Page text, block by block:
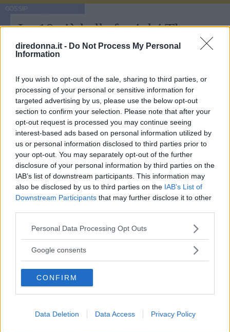
diredonna.it - Do Not Process My Personal
Information
If you wish to opt-out of the sale, sharing to third parties, or
processing of your personal or sensitive information for
targeted advertising by us, please use the below opt-out
section to confirm your selection. Please note that after your
opt-out request is processed you may continue seeing
interest-based ads based on personal information utilized by
us or personal information disclosed to third parties prior to
your opt-out. You may separately opt-out of the further
disclosure of your personal information by third parties on the
IAB’s list of downstream participants. This information may
also be disclosed by us to third parties on the IAB’s List of
Downstream Participants that may further disclose it to other
Please note that this website/app uses one or more Google
not limited to your visit or usage behaviour. You may click to
use your data for below specified purposes in below Google
consent section.
Personal Data Processing Opt Outs
Google consents
CONFIRM
Data Deletion Data Access Privacy Policy
Le 10 più belle frasi dei The
Oasis, che ora possiamo tornare
Mentre The Oasis si esibiscono in tutto il mondo, tornando
sui palchi con la loro musica, abbiamo scelto le 10 più
belle frasi delle loro canzoni: quali sono le vostre?
PERDITA DURANGO